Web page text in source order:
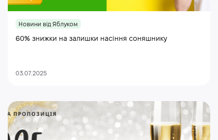
Новини від Яблуком
60% знижки на залишки насіння соняшнику
03.07.2025